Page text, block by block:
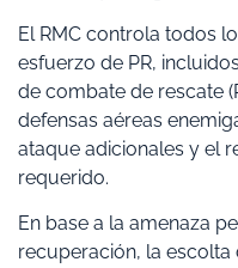
El RMC controla todos
esfuerzo de PR,
de combate de rescate
defensas aéreas
ataque adicionales y el
requerido.
En base a la amenaza
recuperación, la escolta